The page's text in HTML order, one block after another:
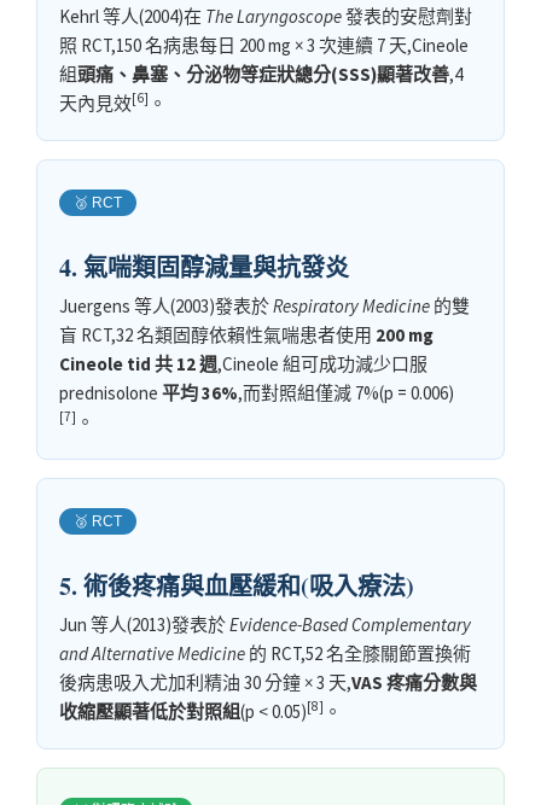
Kehrl 等人(2004)在 The Laryngoscope發表的安慰劑對
照 RCT,150 名病患每日 200 mg × 3 次連續 7 天,Cineole
組頭痛、鼻塞、分泌物等症狀總分(SSS)顯著改善,4
天內見效[6] 。
🥈 RCT
4. 氣喘類固醇減量與抗發炎
Juergens 等人(2003)發表於Respiratory Medicine 的雙
盲 RCT,32 名類固醇依賴性氣喘患者使用 200 mg
Cineole tid 共 12 週,Cineole 組可成功減少口服
prednisolone 平均 36%,而對照組僅減 7%(p = 0.006)
[7] 。
🥈 RCT
5. 術後疼痛與血壓緩和(吸入療法)
Jun 等人(2013)發表於Evidence-Based Complementary
and Alternative Medicine 的 RCT,52 名全膝關節置換術
後病患吸入尤加利精油 30 分鐘 × 3 天,VAS 疼痛分數與
收縮壓顯著低於對照組(p < 0.05)[8] 。